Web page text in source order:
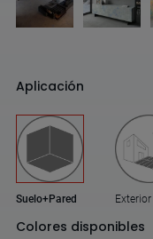
Aplicación
Suelo+Pared Exterior
Colores disponibles